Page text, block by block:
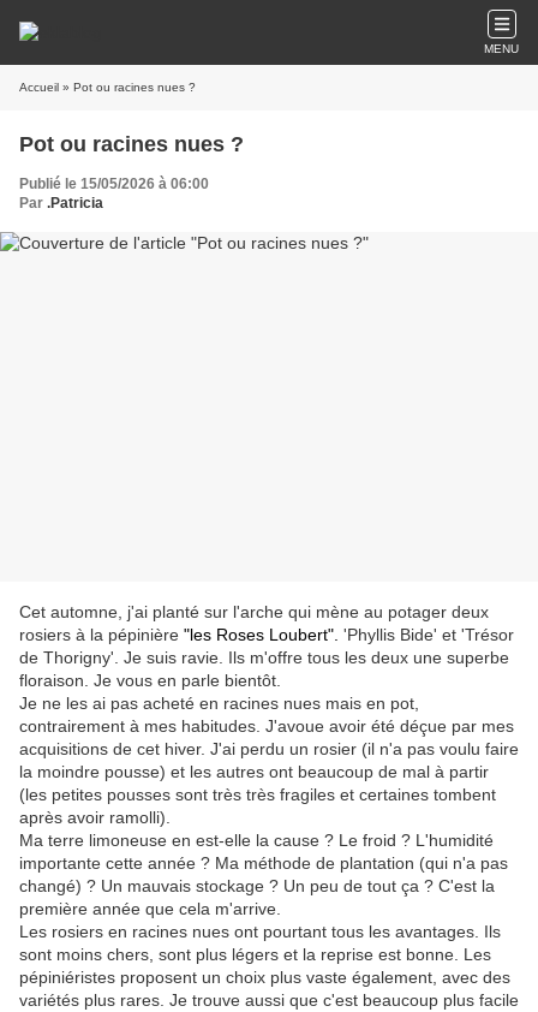
MENU
Accueil » Pot ou racines nues ?
Pot ou racines nues ?
Publié le 15/05/2026 à 06:00
Par .Patricia
Cet automne, j'ai planté sur l'arche qui mène au potager deux
rosiers à la pépinière "les Roses Loubert" 'Phyllis Bide' et 'Trésor
de Thorigny'. Je suis ravie. Ils m'offre tous les deux une superbe
floraison. Je vous en parle bientôt.
Je ne les ai pas acheté en racines nues mais en pot,
contrairement à mes habitudes. J'avoue avoir été déçue par mes
acquisitions de cet hiver. J'ai perdu un rosier (il n'a pas voulu faire
la moindre pousse) et les autres ont beaucoup de mal à partir
(les petites pousses sont très très fragiles et certaines tombent
après avoir ramolli).
Ma terre limoneuse en est-elle la cause ? Le froid ? L'humidité
importante cette année ? Ma méthode de plantation (qui n'a pas
changé) ? Un mauvais stockage ? Un peu de tout ça ? C'est la
première année que cela m'arrive.
Les rosiers en racines nues ont pourtant tous les avantages. Ils
sont moins chers, sont plus légers et la reprise est bonne. Les
pépiniéristes proposent un choix plus vaste également, avec des
variétés plus rares. Je trouve aussi que c'est beaucoup plus facile